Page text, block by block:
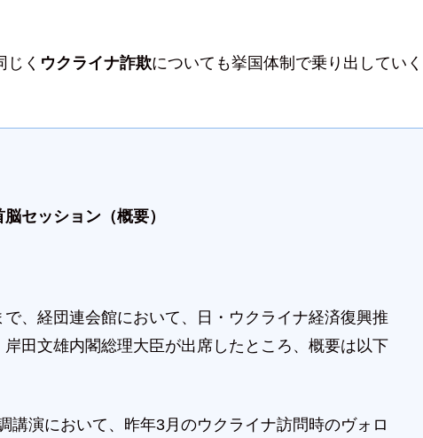
じく ウクライナ詐欺についても挙国体制で乗り出していく
セッション（概要）
、経団連会館において、日・ウクライナ経済復興推
田文雄内閣総理大臣が出席したところ、概要は以下
講演において、昨年3月のウクライナ訪問時のヴォロ